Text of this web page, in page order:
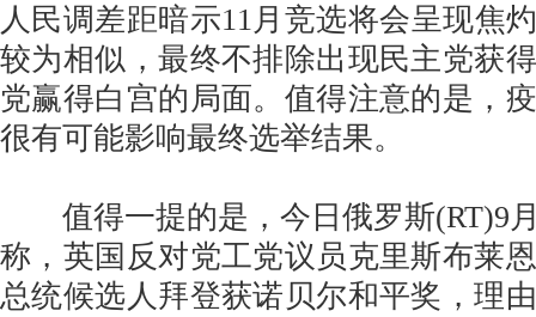
人民调差距暗示11月竞选将会呈现焦
较为相似，最终不排除出现民主党获
党赢得白宫的局面。值得注意的是，
很有可能影响最终选举结果。
值得一提的是，今日俄罗斯(RT)9
称，英国反对党工党议员克里斯布莱
总统候选人拜登获诺贝尔和平奖，理